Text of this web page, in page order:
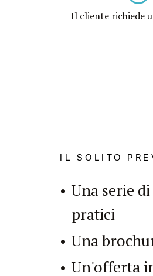
Il cliente richiede
IL SOLITO
Una serie
pratici
Una
Un'offerta